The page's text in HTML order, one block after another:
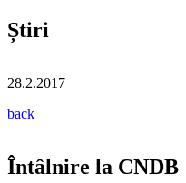
Știri
28.2.2017
back
Întâlnire la CNDB